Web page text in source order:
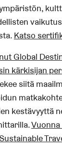
Katso
Global
kärkisijan
siitä
kestävyyttä